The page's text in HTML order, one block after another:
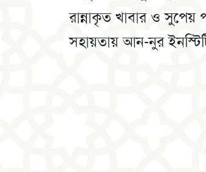
রান্নাকৃত খাবার ও সুপেয়
সহায়তায় আন-নুর